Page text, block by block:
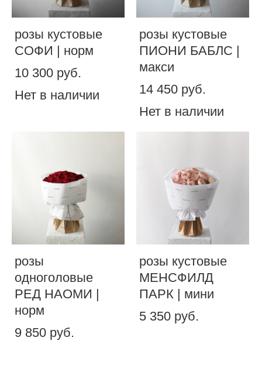
розы кустовые
СОФИ | норм
10 300 pуб.
Нет в наличии
розы кустовые
ПИОНИ БАБЛС |
макси
14 450 pуб.
Нет в наличии
розы
одноголовые
РЕД НАОМИ |
норм
9 850 pуб.
розы кустовые
МЕНСФИЛД
ПАРК | мини
5 350 pуб.